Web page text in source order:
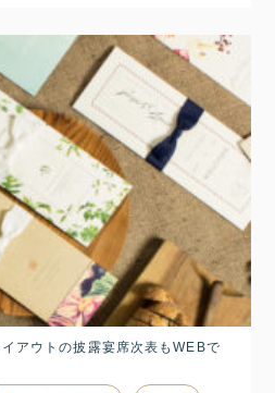
アウトの披露宴席次表もWEBで